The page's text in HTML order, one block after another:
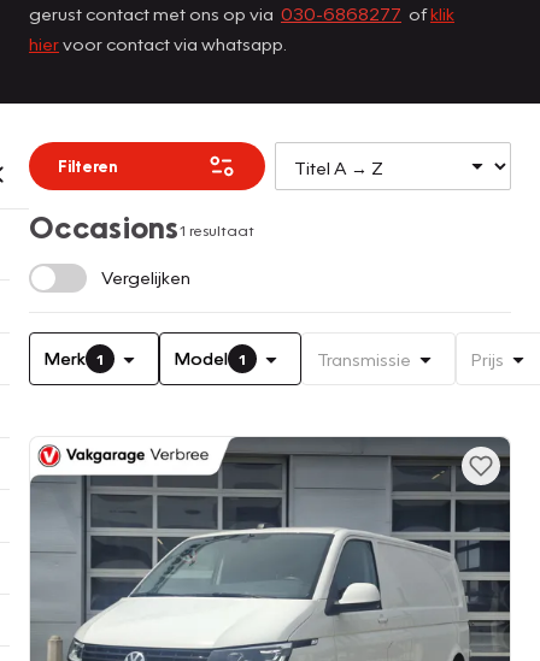
gerust contact met ons op via 030-6868277 ofklik
hiervoor contact via whatsapp.
Filteren
Occasions1 resultaat
Vergelijken
Merk 1 Model 1 Transmissie Prijs